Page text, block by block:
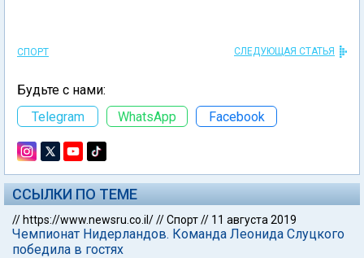
СПОРТ СЛЕДУЮЩАЯ СТАТЬЯ
Будьте с нами:
Telegram
WhatsApp Facebook
ССЫЛКИ ПО ТЕМЕ
// https://www.newsru.co.il///Спорт// 11 августа 2019
Чемпионат Нидерландов. Команда Леонида Слуцкого
победила в гостях